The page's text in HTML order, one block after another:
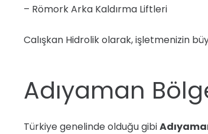
– Römork Arka Kaldırma Liftleri
Calışkan Hidrolik olarak, işletmenizin
Adıyaman
Türkiye genelinde olduğu gibi